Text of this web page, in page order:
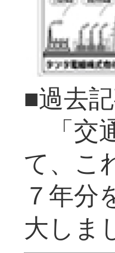
■過去
「交
て、こ
７年分
大